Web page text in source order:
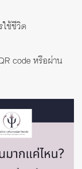
ช้ชีวิต
code หรือผ่าน